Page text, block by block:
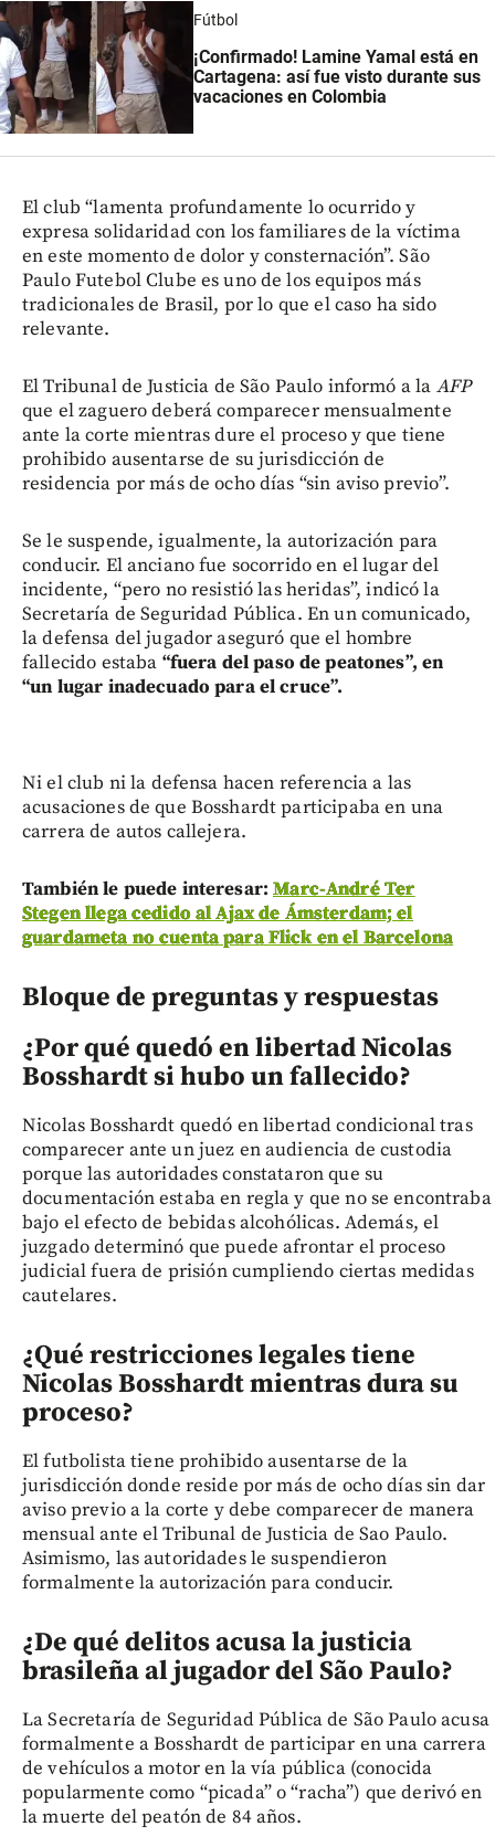
Fútbol
¡Confirmado! Lamine Yamal está en
Cartagena: así fue visto durante sus
vacaciones en Colombia
El club “lamenta profundamente lo ocurrido y
expresa solidaridad con los familiares de la víctima
en este momento de dolor y consternación”. São
Paulo Futebol Clube es uno de los equipos más
tradicionales de Brasil, por lo que el caso ha sido
relevante.
El Tribunal de Justicia de São Paulo informó a la AFP
que el zaguero deberá comparecer mensualmente
ante la corte mientras dure el proceso y que tiene
prohibido ausentarse de su jurisdicción de
residencia por más de ocho días “sin aviso previo”.
Se le suspende, igualmente, la autorización para
conducir. El anciano fue socorrido en el lugar del
incidente, “pero no resistió las heridas”, indicó la
Secretaría de Seguridad Pública. En un comunicado,
la defensa del jugador aseguró que el hombre
fallecido estaba “fuera del paso de peatones”, en
“un lugar inadecuado para el cruce”.
Ni el club ni la defensa hacen referencia a las
acusaciones de que Bosshardt participaba en una
carrera de autos callejera.
También le puede interesar:Marc-André Ter
Stegen llega cedido al Ajax de Ámsterdam; el
guardameta no cuenta para Flick en el Barcelona
Bloque de preguntas y respuestas
¿Por qué quedó en libertad Nicolas
Bosshardt si hubo un fallecido?
Nicolas Bosshardt quedó en libertad condicional tras
comparecer ante un juez en audiencia de custodia
porque las autoridades constataron que su
documentación estaba en regla y que no se encontraba
bajo el efecto de bebidas alcohólicas. Además, el
juzgado determinó que puede afrontar el proceso
judicial fuera de prisión cumpliendo ciertas medidas
cautelares.
¿Qué restricciones legales tiene
Nicolas Bosshardt mientras dura su
proceso?
El futbolista tiene prohibido ausentarse de la
jurisdicción donde reside por más de ocho días sin dar
aviso previo a la corte y debe comparecer de manera
mensual ante el Tribunal de Justicia de Sao Paulo.
Asimismo, las autoridades le suspendieron
formalmente la autorización para conducir.
¿De qué delitos acusa la justicia
brasileña al jugador del São Paulo?
La Secretaría de Seguridad Pública de São Paulo acusa
formalmente a Bosshardt de participar en una carrera
de vehículos a motor en la vía pública (conocida
popularmente como “picada” o “racha”) que derivó en
la muerte del peatón de 84 años.